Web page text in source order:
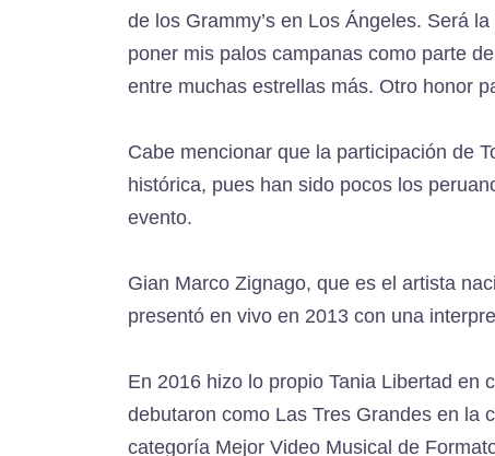
de los Grammy’s en Los Ángeles. Será
poner mis palos campanas como parte
entre muchas estrellas más. Otro honor
Cabe mencionar que la participación de
histórica, pues han sido pocos los
evento.
Gian Marco Zignago, que es el artista
presentó en vivo en 2013 con una
En 2016 hizo lo propio Tania Libertad en
debutaron como Las Tres Grandes en la
categoría Mejor Video Musical de